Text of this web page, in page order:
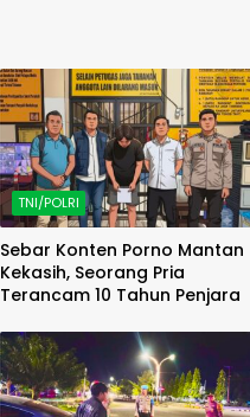
TNI/POLRI
Sebar Konten Porno Mantan
Kekasih, Seorang Pria
Terancam 10 Tahun Penjara